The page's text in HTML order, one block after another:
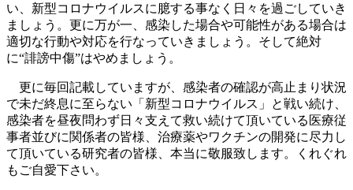
い、新型コロナウイルスに臆する事なく日々を過ごしていき
ましょう。更に万が一、感染した場合や可能性がある場合は
適切な行動や対応を行なっていきましょう。そして絶対
に“誹謗中傷”はやめましょう。
更に毎回記載していますが、感染者の確認が高止まり状況
で未だ終息に至らない「新型コロナウイルス」と戦い続け、
感染者を昼夜問わず日々支えて救い続けて頂いている医療従
事者並びに関係者の皆様、治療薬やワクチンの開発に尽力し
て頂いている研究者の皆様、本当に敬服致します。くれぐれ
もご自愛下さい。